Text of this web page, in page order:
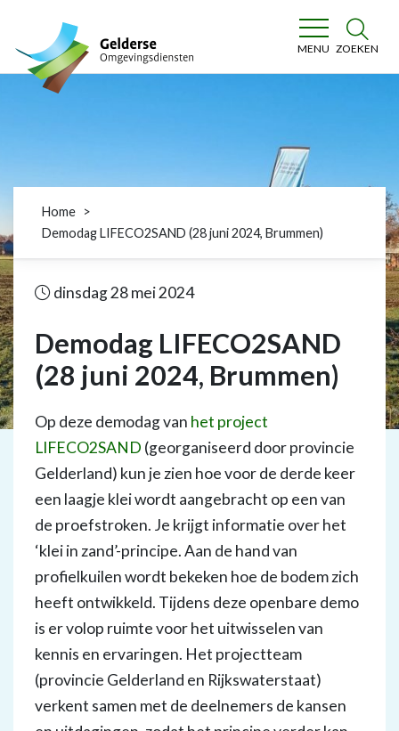
Gelderse Omgevingsdiensten
MENU ZOEKEN
Home
Demodag LIFECO2SAND (28 juni 2024, Brummen)
dinsdag 28 mei 2024
Demodag LIFECO2SAND
(28 juni 2024, Brummen)
Op deze demodag van het project
LIFECO2SAND (georganiseerd door provincie
Gelderland) kun je zien hoe voor de derde keer
een laagje klei wordt aangebracht op een van
de proefstroken. Je krijgt informatie over het
‘klei in zand’-principe. Aan de hand van
profielkuilen wordt bekeken hoe de bodem zich
heeft ontwikkeld. Tijdens deze openbare demo
is er volop ruimte voor het uitwisselen van
kennis en ervaringen. Het projectteam
(provincie Gelderland en Rijkswaterstaat)
verkent samen met de deelnemers de kansen